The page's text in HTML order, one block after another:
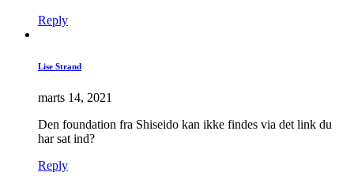
Reply
Lise Strand
marts 14, 2021
Den foundation fra Shiseido kan ikke findes via det link du
har sat ind?
Reply